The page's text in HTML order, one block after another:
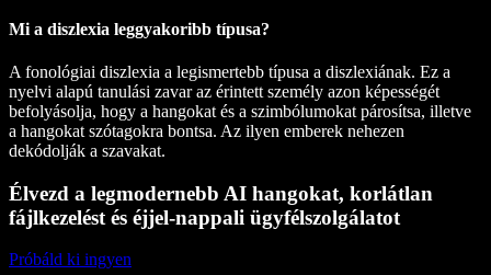
Mi a diszlexia leggyakoribb típusa?
A fonológiai diszlexia a legismertebb típusa a diszlexiának. Ez a
nyelvi alapú tanulási zavar az érintett személy azon képességét
befolyásolja, hogy a hangokat és a szimbólumokat párosítsa, illetve
a hangokat szótagokra bontsa. Az ilyen emberek nehezen
dekódolják a szavakat.
Élvezd a legmodernebb AI hangokat, korlátlan
fájlkezelést és éjjel-nappali ügyfélszolgálatot
Próbáld ki ingyen